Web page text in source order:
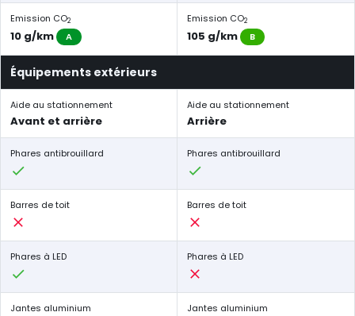
Emission CO2
10 g/km A
Emission CO2
105 g/km B
Équipements extérieurs
Aide au stationnement
Avant et arrière
Aide au stationnement
Arrière
Phares antibrouillard Phares antibrouillard
Barres de toit Barres de toit
Phares à LED Phares à LED
Jantes aluminium Jantes aluminium